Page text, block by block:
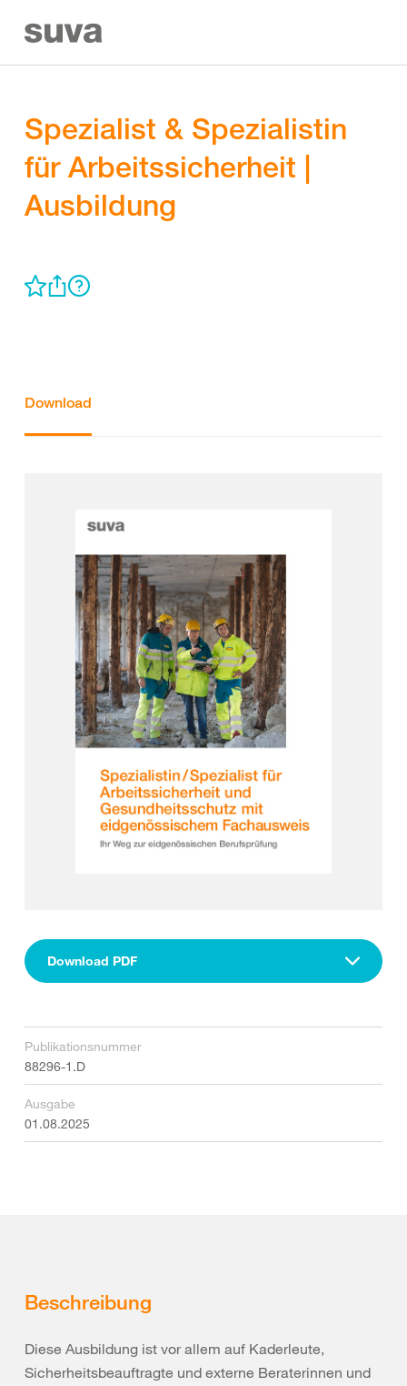
Spezialist & Spezialistin
für Arbeitssicherheit |
Ausbildung
Download
Download PDF
Publikationsnummer
88296-1.D
Ausgabe
01.08.2025
Beschreibung
Diese Ausbildung ist vor allem auf Kaderleute,
Sicherheitsbeauftragte und externe Beraterinnen und